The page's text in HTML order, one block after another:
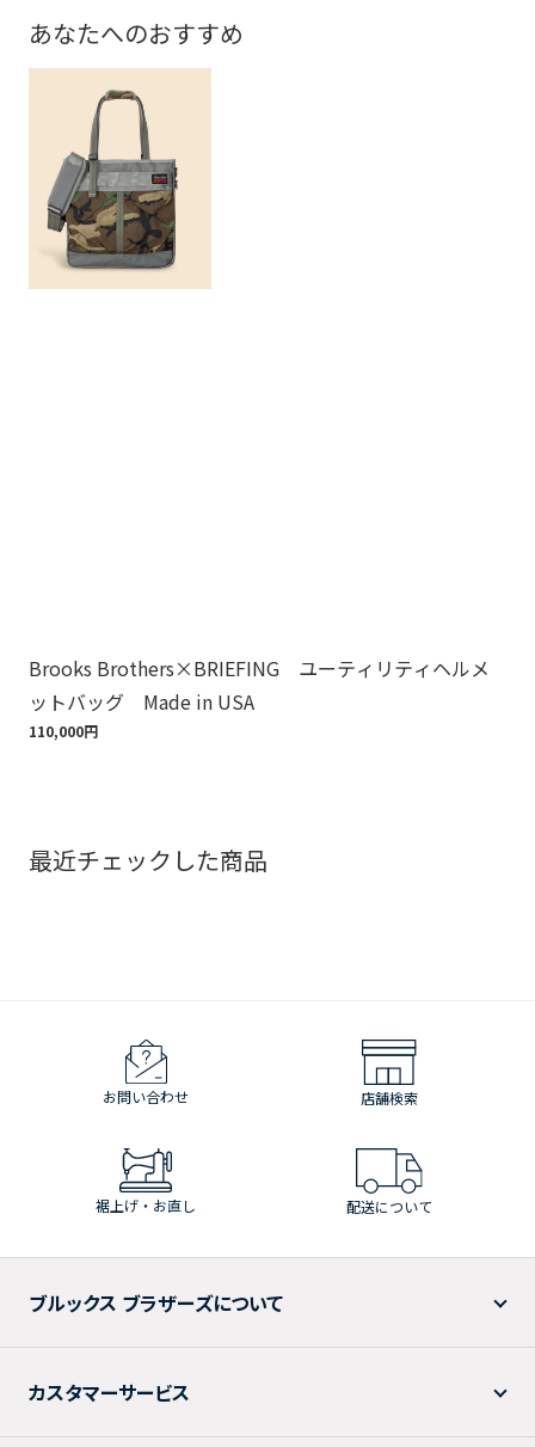
あなたへのおすすめ
Brooks Brothers×BRIEFING ユーティリティヘルメ
ットバッグ Made in USA
110,000円
最近チェックした商品
お問い合わせ 店舗検索
裾上げ・お直し 配送について
ブルックス ブラザーズについて
カスタマーサービス